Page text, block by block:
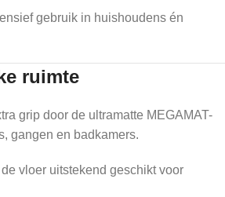
gebruik in huishoudens én
ruimte
grip door de ultramatte MEGAMAT-
gangen en badkamers.
vloer uitstekend geschikt voor